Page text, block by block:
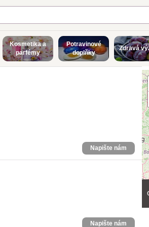
Kosmetika a
parfémy
Potravinové
doplňky
Zdravá
Napište nám
Napište nám